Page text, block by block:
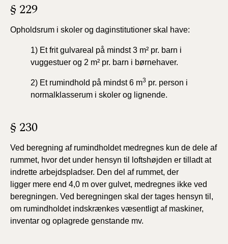
BR18 (1/7-31/12
2018)
BR18 (1/1-30/6
2018)
Tidligere BR (1961-
2010)
§ 229
Opholdsrum i skoler og daginstitutioner skal have:
1) Et frit gulvareal på mindst 3 m² pr. barn i
vuggestuer og 2 m² pr. barn i børnehaver.
2) Et rumindhold på mindst 6 m3 pr. person i
normalklasserum i skoler og lignende.
§ 230
Ved beregning af rumindholdet medregnes kun de dele af
rummet, hvor det under hensyn til loftshøjden er tilladtat
indrette arbejdspladser. Den del af rummet, der
ligger mere end 4,0 m over gulvet, medregnes ikke ved
beregningen. Ved beregningen skal der tages hensyn til,
om rumindholdet indskrænkes væsentligt af maskiner,
inventar og oplagrede genstande mv.